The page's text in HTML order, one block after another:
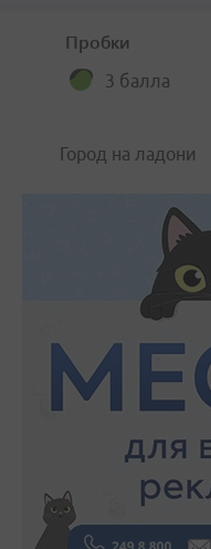
Пробки
3 балла
Город на ладони